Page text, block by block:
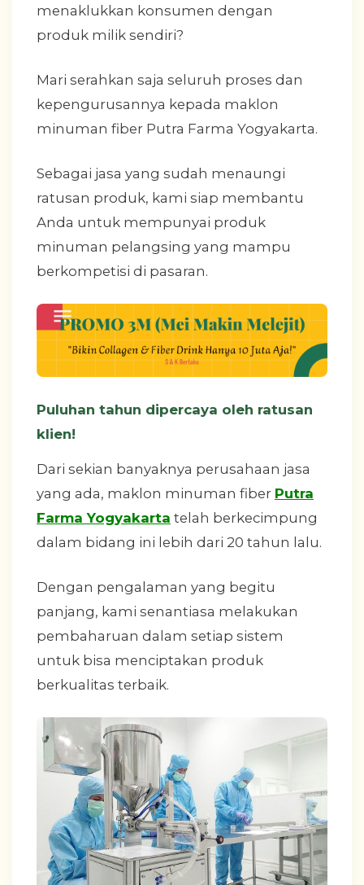
menaklukkan konsumen dengan
produk milik sendiri?
Mari serahkan saja seluruh proses dan
kepengurusannya kepada maklon
minuman fiber Putra Farma Yogyakarta.
Sebagai jasa yang sudah menaungi
ratusan produk, kami siap membantu
Anda untuk mempunyai produk
minuman pelangsing yang mampu
berkompetisi di pasaran.
Puluhan tahun dipercaya oleh ratusan
klien!
Dari sekian banyaknya perusahaan jasa
yang ada, maklon minuman fiber Putra
Farma Yogyakarta telah berkecimpung
dalam bidang ini lebih dari 20 tahun lalu.
Dengan pengalaman yang begitu
panjang, kami senantiasa melakukan
pembaharuan dalam setiap sistem
untuk bisa menciptakan produk
berkualitas terbaik.